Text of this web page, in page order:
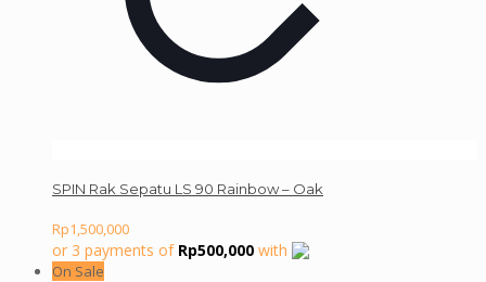
SPIN Rak Sepatu LS 90 Rainbow – Oak
Rp1,500,000
or 3 payments of Rp500,000 with
On Sale